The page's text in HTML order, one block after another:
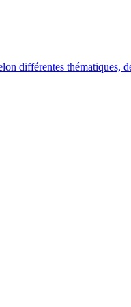
différentes thématiques,